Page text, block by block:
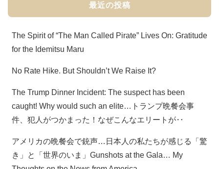
最近の投稿
The Spirit of “The Man Called Pirate” Lives On: Gratitude
for the Idemitsu Maru
No Rate Hike. But Shouldn’t We Raise It?
The Trump Dinner Incident: The suspect has been
caught! Why would such an elite…トランプ晩餐会事
件、犯人がつかまった！なぜこんなエリートが‥
アメリカの晩餐会で銃声…日本人の私たちが感じる「驚
き」と「世界のいま」Gunshots at the Gala… My